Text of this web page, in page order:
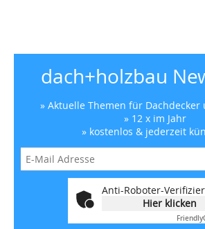
dach+holzbau
» Aktuelle Themen für
» 12 x im Jahr
» kostenlos & jederzeit
Anti-Roboter-
Hier klicken
Friendly